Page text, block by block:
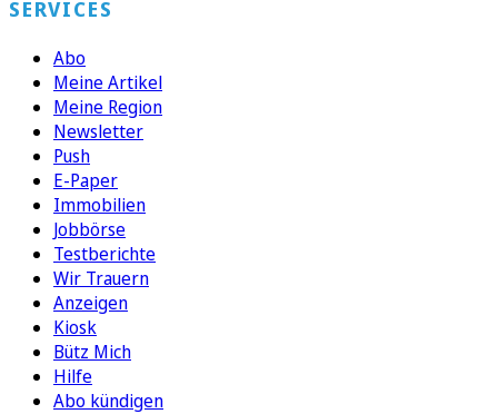
SERVICES
Abo
Meine Artikel
Meine Region
Newsletter
Push
E-Paper
Immobilien
Jobbörse
Testberichte
Wir Trauern
Anzeigen
Kiosk
Bütz Mich
Hilfe
Abo kündigen